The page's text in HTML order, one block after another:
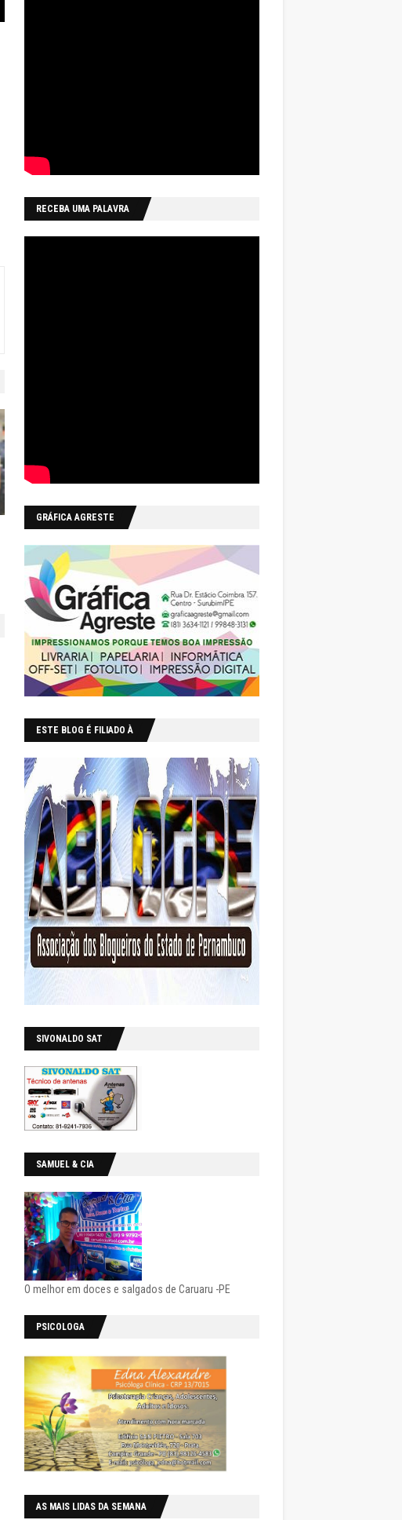
RECEBA UMA PALAVRA
GRÁFICA AGRESTE
ESTE BLOG É FILIADO À
SIVONALDO SAT
SAMUEL & CIA
O melhor em doces e salgados de Caruaru -PE
PSICOLOGA
AS MAIS LIDAS DA SEMANA